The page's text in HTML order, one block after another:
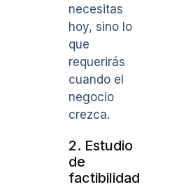
necesitas
hoy, sino lo
que
requerirás
cuando el
negocio
crezca.
2. Estudio
de
factibilidad